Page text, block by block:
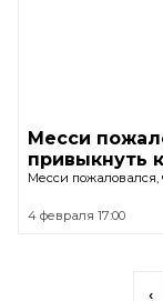
Месси
привыкнуть
Месси пожаловался,
4 февраля 17:00
‹